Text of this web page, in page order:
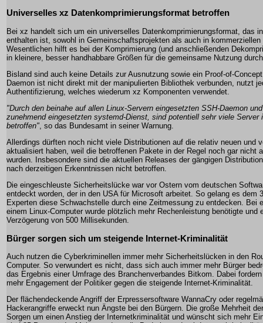
Universelles xz Datenkomprimierungsformat betroffen
Bei xz handelt sich um ein universelles Datenkomprimierungsformat, das
enthalten ist, sowohl in Gemeinschaftsprojekten als auch in
Wesentlichen hilft es bei der Komprimierung (und anschließenden
in kleinere, besser handhabbare Größen für die gemeinsame Nutzung
Bisland sind auch keine Details zur Ausnutzung sowie ein Proof-of-
Daemon ist nicht direkt mit der manipulierten Bibliothek verbunden, nutzt
Authentifizierung, welches wiederum xz Komponenten verwendet.
"Durch den beinahe auf allen Linux-Servern eingesetzten SSH-Daemon
zunehmend eingesetzten systemd-Dienst, sind potentiell sehr viele Server
betroffen" , so das Bundesamt in seiner Warnung.
Allerdings dürften noch nicht viele Distributionen auf die relativ neuen und
aktualisiert haben, weil die betroffenen Pakete in der Regel noch gar nicht
wurden. Insbesondere sind die aktuellen Releases der gängigen
nach derzeitigen Erkenntnissen nicht betroffen.
Die eingeschleuste Sicherheitslücke war vor Ostern vom deutschen
entdeckt worden, der in den USA für Microsoft arbeitet. So gelang es dem
Experten diese Schwachstelle durch eine Zeitmessung zu entdecken. Bei
einem Linux-Computer wurde plötzlich mehr Rechenleistung benötigte und
Verzögerung von 500 Millisekunden.
Bürger sorgen sich um steigende Internet-Kriminalität
Auch nutzen die Cyberkriminellen immer mehr Sicherheitslücken in den
Computer. So verwundert es nicht, dass sich auch immer mehr Bürger
das Ergebnis einer Umfrage des Branchenverbandes Bitkom. Dabei
mehr Engagement der Politiker gegen die steigende Internet-Kriminalität.
Der flächendeckende Angriff der Erpressersoftware WannaCry oder
Hackerangriffe erweckt nun Ängste bei den Bürgern. Die große Mehrheit
Sorgen um einen Anstieg der Internetkriminalität und wünscht sich mehr